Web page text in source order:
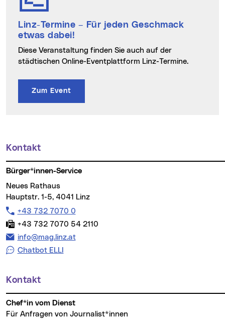
Linz-Termine – Für jeden Geschmack
etwas dabei!
Diese Veranstaltung finden Sie auch auf der
städtischen Online-Eventplattform Linz-Termine.
Zum Event
Weitere Informationen
Kontakt
Bürger*innen-Service
Neues Rathaus
Hauptstr. 1-5, 4041 Linz
Telefon:
+43 732 7070 0
Fax:
+43 732 7070 54 2110
E-Mail Adresse:
info@mag.linz.at
Chatbot ELLI
Kontakt
Chef*in vom Dienst
Für Anfragen von Journalist*innen